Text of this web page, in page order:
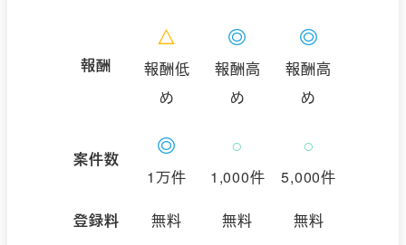
報酬
△
報酬低
め
◎
報酬高
め
◎
報酬高
め
案件数
◎
1万件
○
1,000件
○
5,000件
登録料 無料 無料 無料